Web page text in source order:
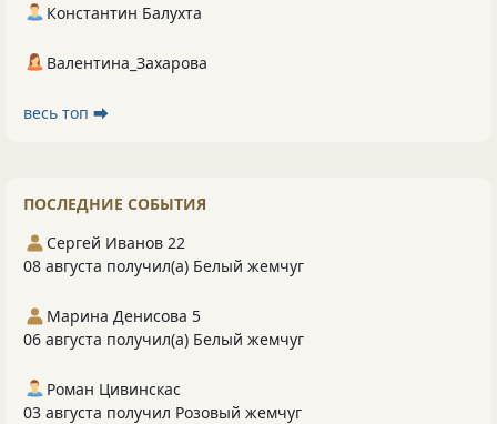
Константин Балухта
Валентина_Захарова
весь топ ⮕
ПОСЛЕДНИЕ СОБЫТИЯ
Сергей Иванов 22
08 августа получил(а) Белый жемчуг
Марина Денисова 5
06 августа получил(а) Белый жемчуг
Роман Цивинскас
03 августа получил Розовый жемчуг